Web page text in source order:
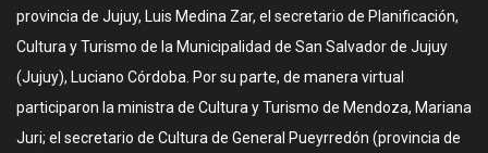
provincia de Jujuy, Luis Medina Zar, el secretario de Planificación,
Cultura y Turismo de la Municipalidad de San Salvador de Jujuy
(Jujuy), Lu­ciano Córdoba. Por su parte, de manera virtual
participaron la ministra de Cultura y Turismo de Mendoza, Mariana
Juri; el secretario de Cul­tura de General Pueyrredón (provincia de